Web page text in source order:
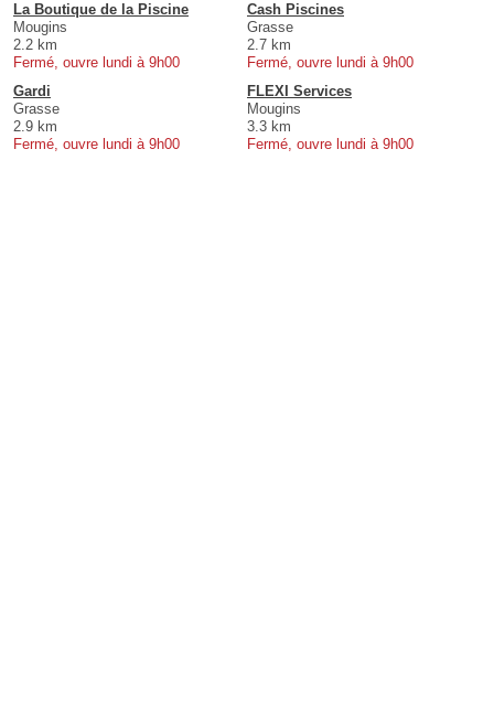
La Boutique de la Piscine
Mougins
2.2 km
Fermé, ouvre lundi à 9h00
Cash Piscines
Grasse
2.7 km
Fermé, ouvre lundi à 9h00
Gardi
Grasse
2.9 km
Fermé, ouvre lundi à 9h00
FLEXI Services
Mougins
3.3 km
Fermé, ouvre lundi à 9h00